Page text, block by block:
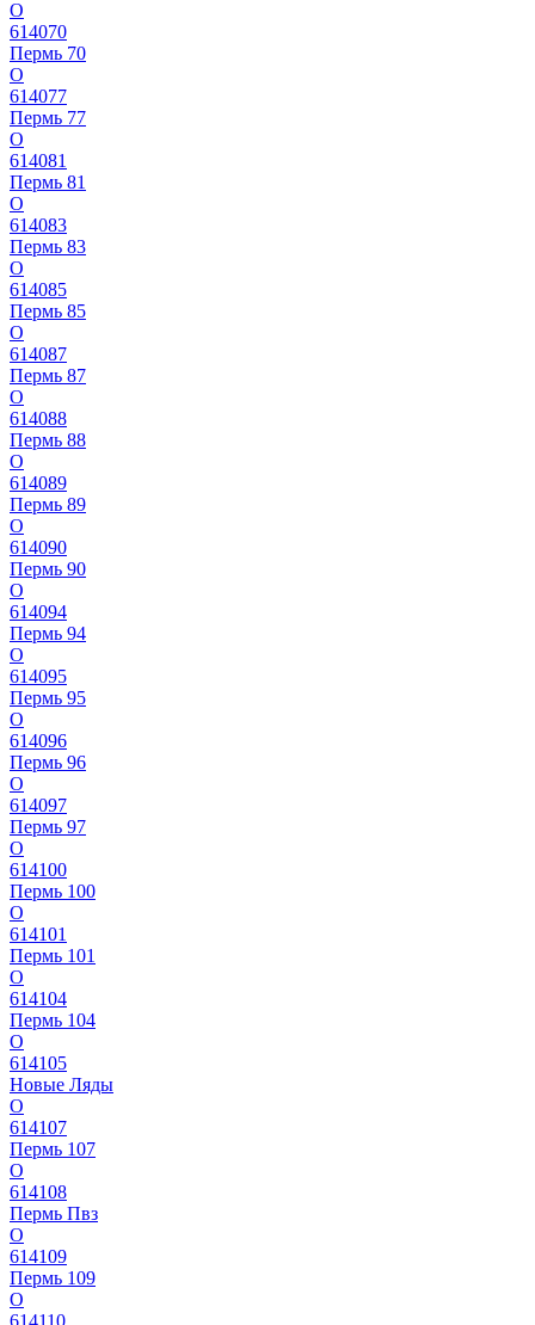
О
614070
Пермь 70
О
614077
Пермь 77
О
614081
Пермь 81
О
614083
Пермь 83
О
614085
Пермь 85
О
614087
Пермь 87
О
614088
Пермь 88
О
614089
Пермь 89
О
614090
Пермь 90
О
614094
Пермь 94
О
614095
Пермь 95
О
614096
Пермь 96
О
614097
Пермь 97
О
614100
Пермь 100
О
614101
Пермь 101
О
614104
Пермь 104
О
614105
Новые Ляды
О
614107
Пермь 107
О
614108
Пермь Пвз
О
614109
Пермь 109
О
614110